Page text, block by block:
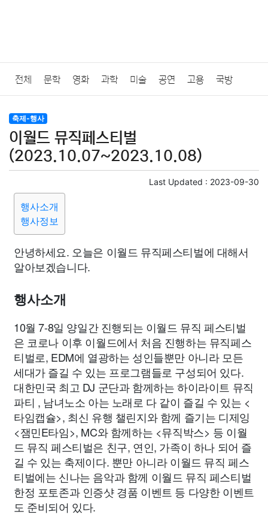
전체 문학 영화 과학 미술 공연 고용 국방
법률 음악
질병 가요 방송 일상 주식
미용 증권 인테리어
요리 상품리뷰
부동산 외국어
축제-행사
이월드 뮤직페스티벌
(2023.10.07~2023.10.08)
Last Updated : 2023-09-30
행사소개
행사정보
안녕하세요. 오늘은 이월드 뮤직페스티벌에 대해서
알아보겠습니다.
행사소개
10월 7-8일 양일간 진행되는 이월드 뮤직 페스티벌
은 코로나 이후 이월드에서 처음 진행하는 뮤직페스
티벌로, EDM에 열광하는 성인들뿐만 아니라 모든
세대가 즐길 수 있는 프로그램들로 구성되어 있다.
대한민국 최고 DJ 군단과 함께하는 하이라이트 뮤직
파티 , 남녀노소 아는 노래로 다 같이 즐길 수 있는 <
타임캡슐>, 최신 유행 챌린지와 함께 즐기는 디제잉
<잼민E타임>, MC와 함께하는 <뮤직박스> 등 이월
드 뮤직 페스티벌은 친구, 연인, 가족이 하나 되어 즐
길 수 있는 축제이다. 뿐만 아니라 이월드 뮤직 페스
티벌에는 신나는 음악과 함께 이월드 뮤직 페스티벌
한정 포토존과 인증샷 경품 이벤트 등 다양한 이벤트
도 준비되어 있다.